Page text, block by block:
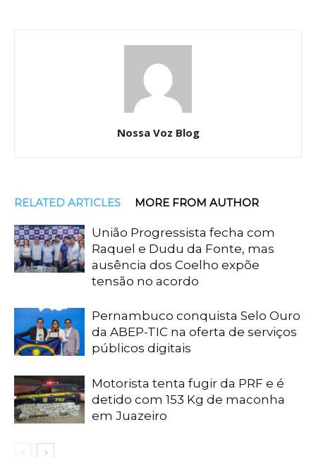
Nossa Voz Blog
RELATED ARTICLES MORE FROM AUTHOR
União Progressista fecha com
Raquel e Dudu da Fonte, mas
ausência dos Coelho expõe
tensão no acordo
Pernambuco conquista Selo Ouro
da ABEP-TIC na oferta de serviços
públicos digitais
Motorista tenta fugir da PRF e é
detido com 153 Kg de maconha
em Juazeiro